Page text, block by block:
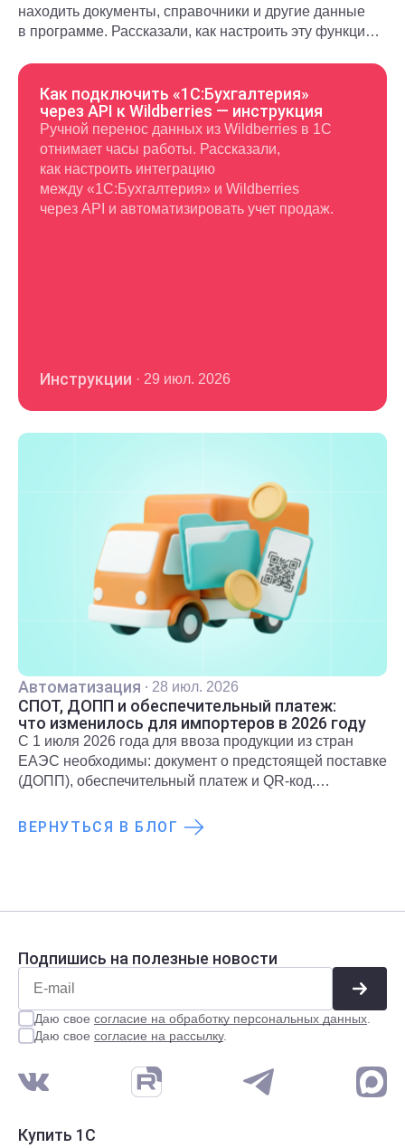
находить документы, справочники и другие данные
в программе. Рассказали, как настроить эту функцию
Как подключить «1С:Бухгалтерия»
через API к Wildberries — инструкция
Ручной перенос данных из Wildberries в 1С
отнимает часы работы. Рассказали,
как настроить интеграцию
между «1С:Бухгалтерия» и Wildberries
через API и автоматизировать учет продаж.
Инструкции · 29 июл. 2026
Автоматизация · 28 июл. 2026
СПОТ, ДОПП и обеспечительный платеж:
что изменилось для импортеров в 2026 году
С 1 июля 2026 года для ввоза продукции из стран
ЕАЭС необходимы: документ о предстоящей поставке
(ДОПП), обеспечительный платеж и QR-код.
рассказали в статье.
ВЕРНУТЬСЯ В БЛОГ
Подпишись на полезные новости
Даю свое согласие на обработку персональных данных
Даю свое согласие на рассылку.
Купить 1С